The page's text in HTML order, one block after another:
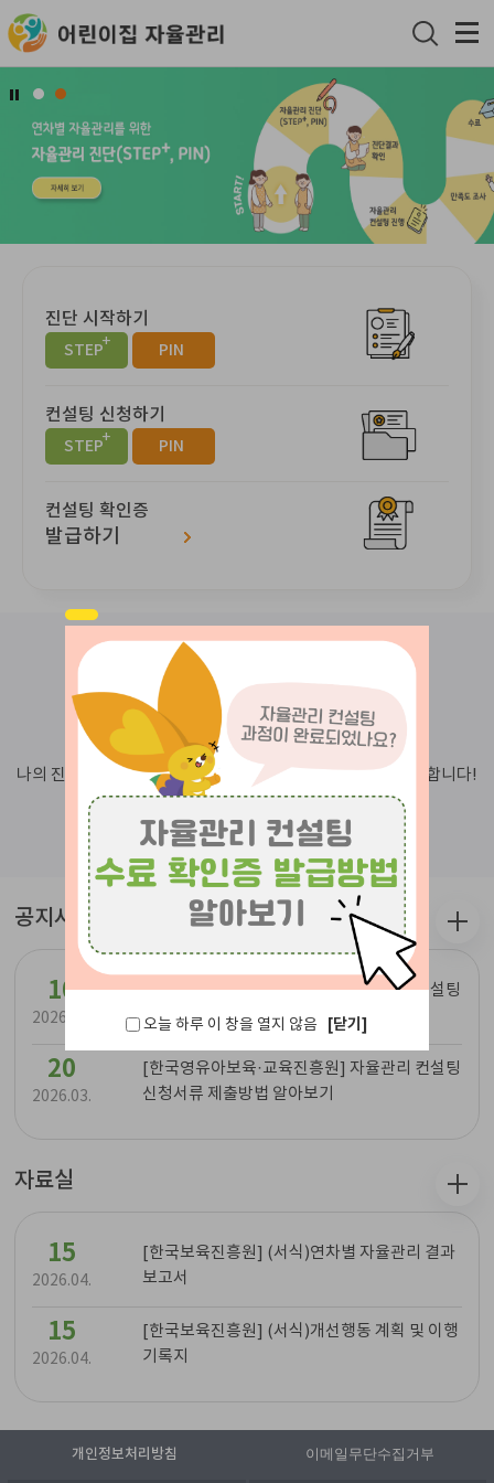
진단 시작하기
STEP+ PIN
컨설팅 신청하기
STEP+ PIN
컨설팅 확인증
발급하기
나의 자율관리
나의 진단현황과 컨설팅 현황을 보기 위해서는 로그인이 필요합니다!
로그인 하기
공지사항
10
2026.06.
[한국영유아보육·교육진흥원] 자율관리 컨설팅
수료확인서 발급방법 알아보기
20
2026.03.
[한국영유아보육·교육진흥원] 자율관리 컨설팅
신청서류 제출방법 알아보기
자료실
15
2026.04.
[한국보육진흥원] (서식)연차별 자율관리 결과
보고서
15
2026.04.
[한국보육진흥원] (서식)개선행동 계획 및 이행
기록지
오늘 하루 이 창을 열지 않음 [닫기]
개인정보처리방침 이메일무단수집거부